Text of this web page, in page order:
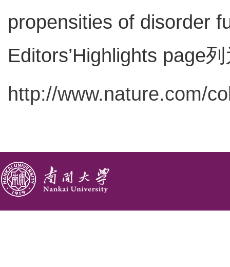
propensities of disorder
Editors’Highlights page
http://www.nature.com/